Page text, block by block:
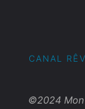
CANAL
©2024 Mon